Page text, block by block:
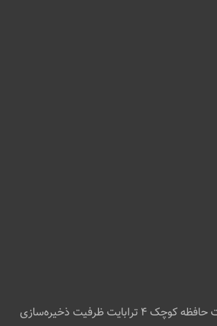
این کارت حافظه کوچک ۴ ترابایت ظرفیت ذخیره‌سازی